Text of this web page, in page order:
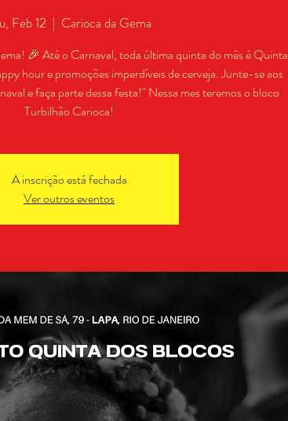
Feb 12
  |
Carioca da Gema
🎉 Até o Carnaval, toda última quinta do mês é Quinta
hour e promoções imperdíveis de cerveja. Junte-se aos
e faça parte dessa festa!" Nessa mes teremos o bloco
Turbilhão Carioca!
A inscrição está fechada
Ver outros eventos